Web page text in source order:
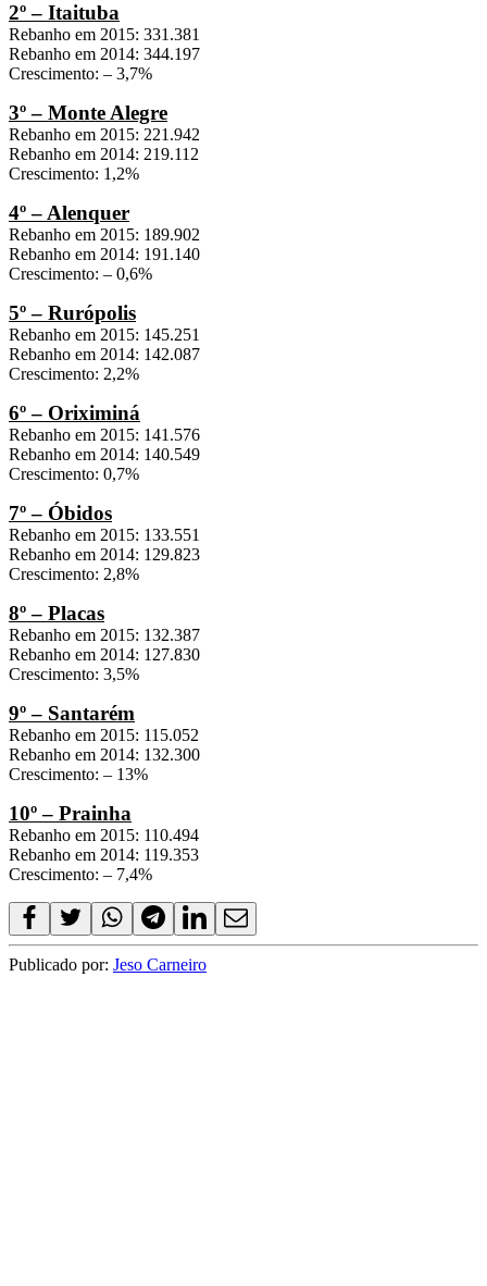
2º – Itaituba
Rebanho em 2015: 331.381
Rebanho em 2014: 344.197
Crescimento: – 3,7%
3º – Monte Alegre
Rebanho em 2015: 221.942
Rebanho em 2014: 219.112
Crescimento: 1,2%
4º – Alenquer
Rebanho em 2015: 189.902
Rebanho em 2014: 191.140
Crescimento: – 0,6%
5º – Rurópolis
Rebanho em 2015: 145.251
Rebanho em 2014: 142.087
Crescimento: 2,2%
6º – Oriximiná
Rebanho em 2015: 141.576
Rebanho em 2014: 140.549
Crescimento: 0,7%
7º – Óbidos
Rebanho em 2015: 133.551
Rebanho em 2014: 129.823
Crescimento: 2,8%
8º – Placas
Rebanho em 2015: 132.387
Rebanho em 2014: 127.830
Crescimento: 3,5%
9º – Santarém
Rebanho em 2015: 115.052
Rebanho em 2014: 132.300
Crescimento: – 13%
10º – Prainha
Rebanho em 2015: 110.494
Rebanho em 2014: 119.353
Crescimento: – 7,4%
Publicado por: Jeso Carneiro